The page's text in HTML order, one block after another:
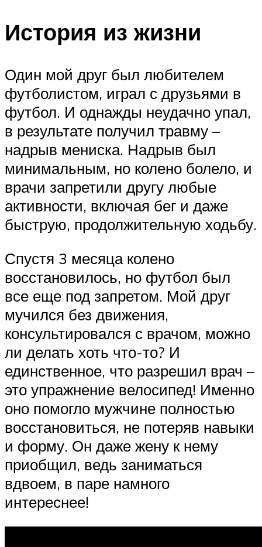
История из жизни
Один мой друг был любителем
футболистом, играл с друзьями в
футбол. И однажды неудачно упал,
в результате получил травму –
надрыв мениска. Надрыв был
минимальным, но колено болело, и
врачи запретили другу любые
активности, включая бег и даже
быструю, продолжительную ходьбу.
Спустя 3 месяца колено
восстановилось, но футбол был
все еще под запретом. Мой друг
мучился без движения,
консультировался с врачом, можно
ли делать хоть что-то? И
единственное, что разрешил врач –
это упражнение велосипед! Именно
оно помогло мужчине полностью
восстановиться, не потеряв навыки
и форму. Он даже жену к нему
приобщил, ведь заниматься
вдвоем, в паре намного
интереснее!